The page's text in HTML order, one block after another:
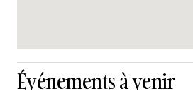
Événements à venir